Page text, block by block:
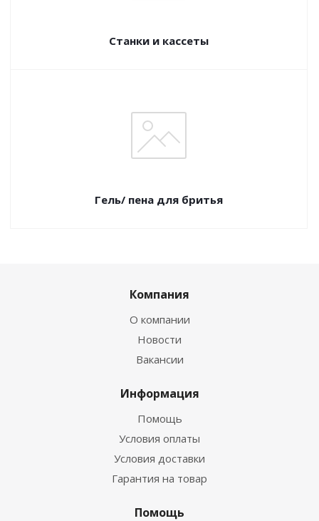
Станки и кассеты
Гель/ пена для бритья
Компания
О компании
Новости
Вакансии
Информация
Помощь
Условия оплаты
Условия доставки
Гарантия на товар
Помощь